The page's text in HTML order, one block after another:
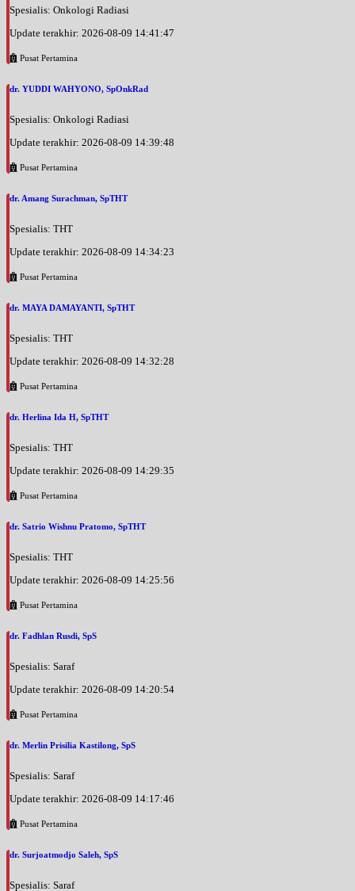
Jam 08:00 - 10:00
Jam 16:00 - 20:00
Jam 09:00 - 12:00
EKSEKUTIF
Senin, 31/08/2026
EKSEKUTIF
Senin, 31/08/2026
EKSEKUTIF
Jam 08:00 - 10:00
Jam 08:00 - 10:00
EKSEKUTIF
Rabu, 02/09/2026
Jam 16:00 - 20:00
Kamis, 03/09/2026
EKSEKUTIF
Jumat, 04/09/2026
EKSEKUTIF
Jam 16:00 - 20:00
Jam 09:00 - 12:00
Senin, 07/09/2026
EKSEKUTIF
Senin, 07/09/2026
EKSEKUTIF
Spesialis: Onkologi Radiasi
Update terakhir: 2026-08-09 14:41:47
Pusat Pertamina
dr. YUDDI WAHYONO, SpOnkRad
Spesialis: Onkologi Radiasi
Update terakhir: 2026-08-09 14:39:48
Pusat Pertamina
dr. Amang Surachman, SpTHT
Spesialis: THT
Update terakhir: 2026-08-09 14:34:23
Pusat Pertamina
dr. MAYA DAMAYANTI, SpTHT
Spesialis: THT
Update terakhir: 2026-08-09 14:32:28
Pusat Pertamina
dr. Herlina Ida H, SpTHT
Spesialis: THT
Update terakhir: 2026-08-09 14:29:35
Pusat Pertamina
dr. Satrio Wishnu Pratomo, SpTHT
Spesialis: THT
Update terakhir: 2026-08-09 14:25:56
Pusat Pertamina
dr. Fadhlan Rusdi, SpS
Spesialis: Saraf
Update terakhir: 2026-08-09 14:20:54
Pusat Pertamina
dr. Merlin Prisilia Kastilong, SpS
Spesialis: Saraf
Update terakhir: 2026-08-09 14:17:46
Pusat Pertamina
dr. Surjoatmodjo Saleh, SpS
Spesialis: Saraf